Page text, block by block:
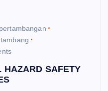
HAZARD SAFETY